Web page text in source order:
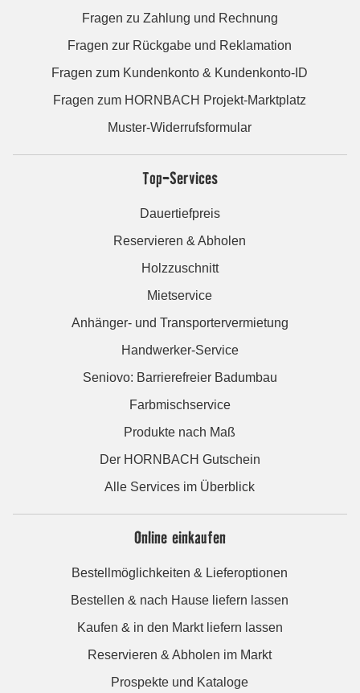
Fragen zu Zahlung und Rechnung
Fragen zur Rückgabe und Reklamation
Fragen zum Kundenkonto & Kundenkonto-ID
Fragen zum HORNBACH Projekt-Marktplatz
Muster-Widerrufsformular
Top-Services
Dauertiefpreis
Reservieren & Abholen
Holzzuschnitt
Mietservice
Anhänger- und Transportervermietung
Handwerker-Service
Seniovo: Barrierefreier Badumbau
Farbmischservice
Produkte nach Maß
Der HORNBACH Gutschein
Alle Services im Überblick
Online einkaufen
Bestellmöglichkeiten & Lieferoptionen
Bestellen & nach Hause liefern lassen
Kaufen & in den Markt liefern lassen
Reservieren & Abholen im Markt
Prospekte und Kataloge